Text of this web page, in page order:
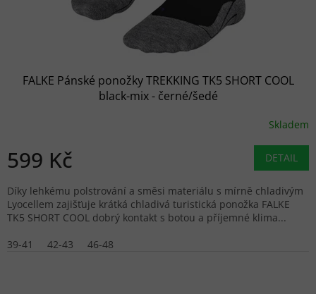
FALKE Pánské ponožky TREKKING TK5 SHORT COOL
black-mix - černé/šedé
Skladem
599 Kč DETAIL
Díky lehkému polstrování a směsi materiálu s mírně chladivým
Lyocellem zajišťuje krátká chladivá turistická ponožka FALKE
TK5 SHORT COOL dobrý kontakt s botou a příjemné klima...
39-41
42-43 46-48